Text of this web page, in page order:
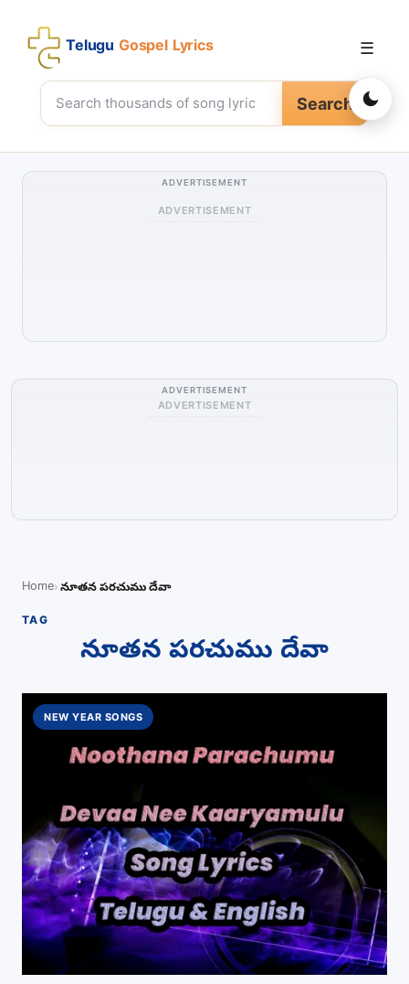
Telugu Gospel Lyrics
Search
☰
ADVERTISEMENT
ADVERTISEMENT
ADVERTISEMENT
ADVERTISEMENT
Home నూతన పరచుము దేవా
TAG
నూతన పరచుము దేవా
NEW YEAR SONGS